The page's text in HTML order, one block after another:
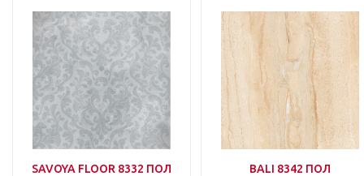
SAVOYA FLOOR 8332 ПОЛ BALI 8342 ПОЛ